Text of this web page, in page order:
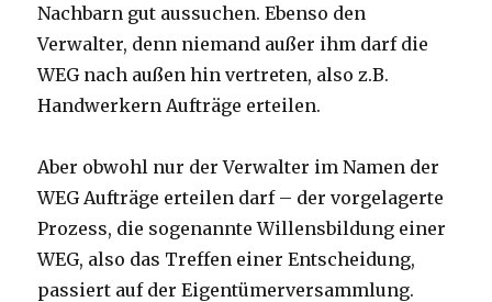
Nachbarn gut aussuchen. Ebenso den
Verwalter, denn niemand außer ihm darf die
WEG nach außen hin vertreten, also z.B.
Handwerkern Aufträge erteilen.
Aber obwohl nur der Verwalter im Namen der
WEG Aufträge erteilen darf – der vorgelagerte
Prozess, die sogenannte Willensbildung einer
WEG, also das Treffen einer Entscheidung,
passiert auf der Eigentümerversammlung.